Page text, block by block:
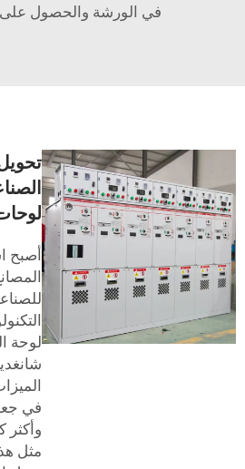
في الورشة والحصول على
تحويل
أصبح
لوحة
في
وأكثر
مثل